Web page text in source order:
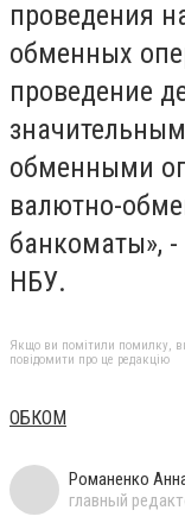
проведения
обменных
проведение
обменными
валютно-
банкоматы»,
НБУ.
Якщо ви помітили помилку,
повідомити про це редакцію
ОБКОМ
Романенко
главный